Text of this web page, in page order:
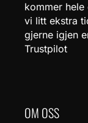
kommer
vi litt ekstra
gjerne igjen
Trustpilot
OM OSS